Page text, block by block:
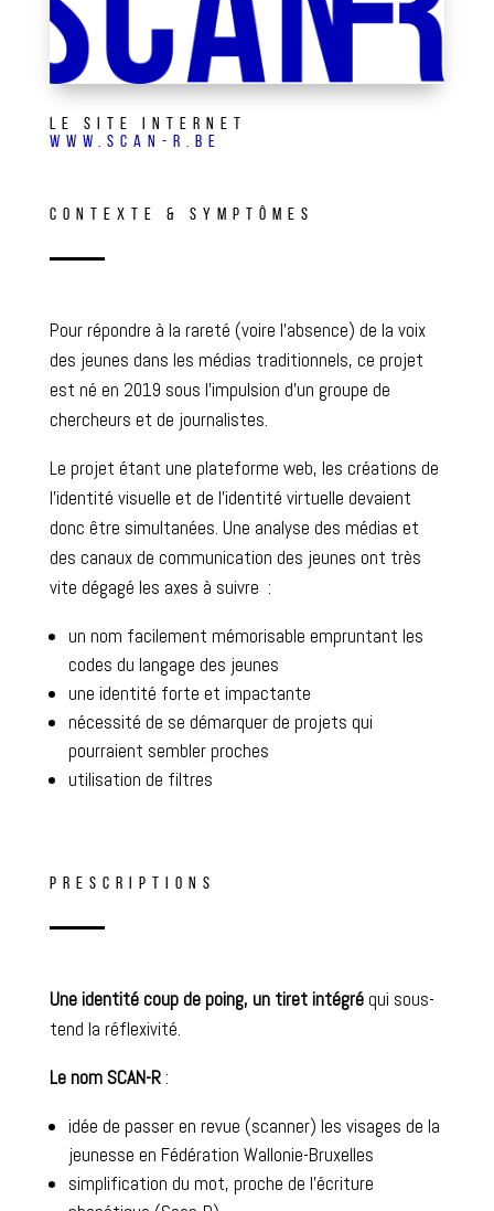
LE SITE INTERNET
WWW.SCAN-R.BE
CONTEXTE & SYMPTÔMES
Pour répondre à la rareté (voire l’absence) de la voix
des jeunes dans les médias traditionnels, ce projet
est né en 2019 sous l’impulsion d’un groupe de
chercheurs et de journalistes.
Le projet étant une plateforme web, les créations de
l’identité visuelle et de l’identité virtuelle devaient
donc être simultanées. Une analyse des médias et
des canaux de communication des jeunes ont très
vite dégagé les axes à suivre :
un nom facilement mémorisable empruntant les
codes du langage des jeunes
une identité forte et impactante
nécessité de se démarquer de projets qui
pourraient sembler proches
utilisation de filtres
PRESCRIPTIONS
Une identité coup de poing, un tiret intégréqui sous-
tend la réflexivité.
Le nom SCAN-R:
idée de passer en revue (scanner) les visages de la
jeunesse en Fédération Wallonie-Bruxelles
simplification du mot, proche de l’écriture